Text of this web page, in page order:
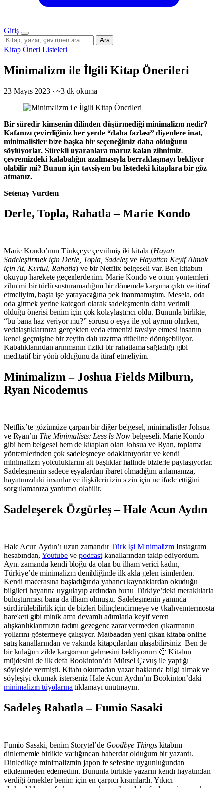
Giriş
Menü
Sitede
ara
Ara
Kitap Öneri Listeleri
Minimalizm ile İlgili Kitap Önerileri
23 Mayıs 2023 · ~3 dk okuma
Bir süredir kimsenin dilinden düşürmediği minimalizm nedir?
Kafanızı çevirdiğiniz her yerde “daha fazlası’’ diyenlere inat,
minimalistler bize başka bir seçeneğimiz daha olduğunu
söylüyorlar. Sürekli uyaranlara maruz kalan zihnimiz,
çevremizdeki kalabalığın azalmasıyla berraklaşmayı bekliyor
olabilir mi? Bunun için tavsiyem bu listedeki kitaplara bir göz
atmanız.
Setenay Vurdem
Derle, Topla, Rahatla – Marie Kondo
Marie Kondo’nun Türkçeye çevrilmiş iki kitabı (Hayatı
Sadeleştirmek için Derle, Topla, Sadeleş ve Hayattan Keyif Almak
için At, Kurtul, Rahatla) ve bir Netflix belgeseli var. Ben kitabını
okuyup harekete geçenlerdenim. Marie Kondo ve onun yöntemleri
zihnimi bir türlü susturamadığım bir dönemde karşıma çıktı ve itiraf
etmeliyim, başta işe yarayacağına pek inanmamıştım. Mesela, oda
oda gitmek yerine kategori olarak sadeleşmenin daha verimli
olduğu önerisi benim için çok kolaylaştırıcı oldu. Bununla birlikte,
“bu bana haz veriyor mu?” sorusu o eşya ile yol ayrımı olurken,
vedalaştıklarınıza gerçekten veda etmenizi tavsiye etmesi insanın
kendi geçmişine bir zeytin dalı uzatma ritüeline dönüşebiliyor.
Kabalıklarından arınmanın fiziki bir rahatlama sağladığı gibi
meditatif bir yönü olduğunu da itiraf etmeliyim.
Minimalizm – Joshua Fields Milburn,
Ryan Nicodemus
Netflix’te gözümüze çarpan bir diğer belgesel, minimalistler Johsua
ve Ryan’ın The Minimalists: Less Is Now belgeseli. Marie Kondo
gibi hem belgesel hem de kitapları olan Johsua ve Ryan, toplama
yöntemlerinden çok sadeleşmeye odaklanıyorlar ve kendi
minimalizm yolculuklarını alt başlıklar halinde bizlerle paylaşıyorlar.
Sadeleşmenin sadece eşyalardan ibaret olmadığını anlamanıza,
hayatınızdaki insanlar ve ilişkilerinizin sizin için ne ifade ettiğini
sorgulamanıza yardımcı olabilir.
Sadeleşerek Özgürleş – Hale Acun Aydın
Hale Acun Aydın’ı uzun zamandırTürk İşi Minimalizm Instagram
hesabından, Youtube ve podcast kanallarından takip ediyordum.
Aynı zamanda kendi bloğu da olan bu ilham verici kadın,
Türkiye’de minimalizm denildiğinde ilk akla gelen isimlerden.
Kendi macerasına başladığında yabancı kaynaklardan okuduğu
bilgileri hayatına uygulayıp ardından bunu Türkiye’deki meraklılarla
buluşturması bana da ilham olmuştu. Sadeleşmenin yanında
sürdürülebilirlik için de bizleri bilinçlendirmeye ve #kahvemtermosta
hareketi gibi minik ama devamlı adımlarla keyif veren
alışkanlıklarımızın tadını gezegene zarar vermeden çıkarmanın
yollarını göstermeye çalışıyor. Matbaadan yeni çıkan kitaba online
satış kanallarından ve yakında kitapçılardan ulaşabilirsiniz. Ben de
bir kulağım zilde kargomun gelmesini bekliyorum 🙂 Kitabın
müjdesini de ilk defa Bookinton’da Mürsel Çavuş ile yaptığı
söyleşide vermişti. Kitabı okumadan yazar hakkında bilgi almak ve
söyleşiyi okumak isterseniz Hale Acun Aydın’ın Bookinton’daki
minimalizm tüyolarına tıklamayı unutmayın.
Sadeleş Rahatla – Fumio Sasaki
Fumio Sasaki, benim Storytel’de Goodbye Things kitabını
dinlememle birlikte varlığından haberdar olduğum bir yazardı.
Dinledikçe minimalizmin japon felsefesine uygunluğundan
etkilenmeden edemedim. Bununla birlikte yazarın kendi hayatından
verdiği örnekler benim için en çarpıcı kısımlardı. Yıkıcı